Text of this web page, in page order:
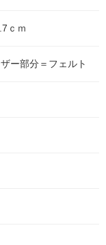
ｃｍ
ー部分＝フェルト